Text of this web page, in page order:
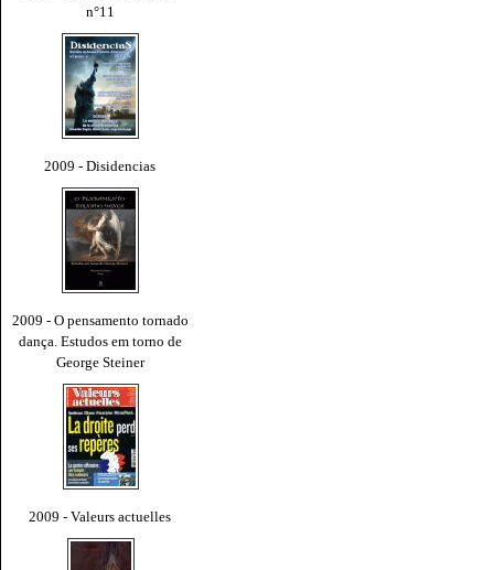
n°11
2009 - Disidencias
2009 - O pensamento tornado
dança. Estudos em torno de
George Steiner
2009 - Valeurs actuelles